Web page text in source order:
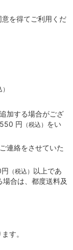
を得てご利用くだ
加する場合がござ
円 （税込） をい
連絡をさせていた
（税込） 以上であ
場合は、都度送料及
す。